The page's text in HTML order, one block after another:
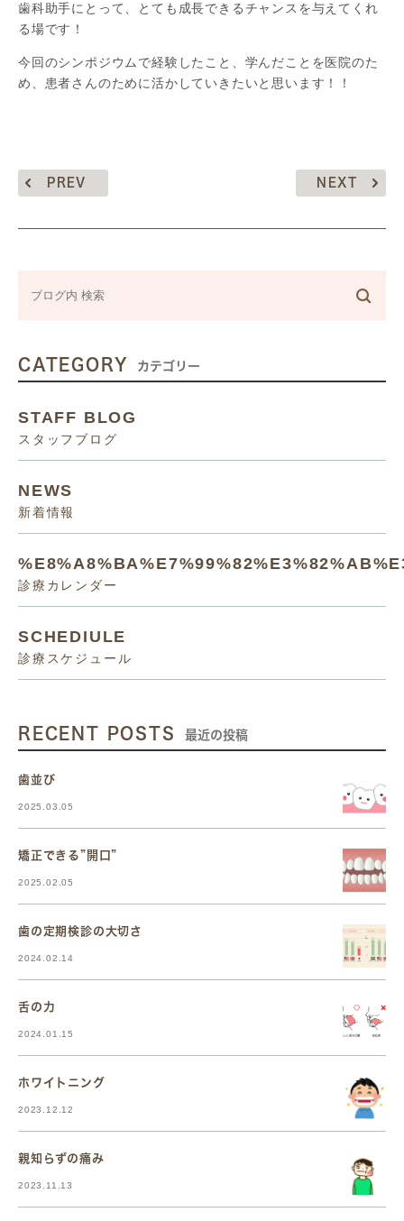
歯科助手にとって、とても成長できるチャンスを与えてくれ
る場です！
今回のシンポジウムで経験したこと、学んだことを医院のた
め、患者さんのために活かしていきたいと思います！！
PREV NEXT
CATEGORY カテゴリー
STAFF BLOG
スタッフブログ
NEWS
新着情報
診療カレンダー
SCHEDIULE
診療スケジュール
RECENT POSTS 最近の投稿
歯並び
2025.03.05
矯正できる”開口”
2025.02.05
歯の定期検診の大切さ
2024.02.14
舌の力
2024.01.15
ホワイトニング
2023.12.12
親知らずの痛み
2023.11.13